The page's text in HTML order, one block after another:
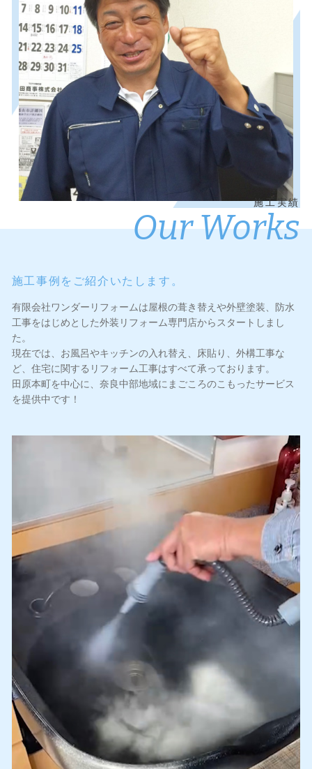
施工実績
Our Works
施工事例をご紹介いたします。
有限会社ワンダーリフォームは屋根の葺き替えや外壁塗装、防水
工事をはじめとした外装リフォーム専門店からスタートしまし
た。
現在では、お風呂やキッチンの入れ替え、床貼り、外構工事な
ど、住宅に関するリフォーム工事はすべて承っております。
田原本町を中心に、奈良中部地域にまごころのこもったサービス
を提供中です！